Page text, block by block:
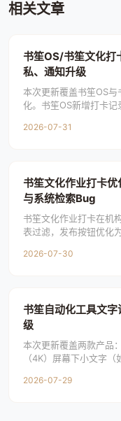
相关文章
书笙OS/书笙文化打
私、通知升级
本次更新覆盖书笙OS
化。书笙OS新增打卡
2026-07-31
书笙文化作业打卡
与系统检索Bug
书笙文化作业打卡在机
表过滤，发布按钮优化
2026-07-30
书笙自动化工具文
级
本次更新覆盖两款产品
（4K）屏幕下小文字
2026-07-29